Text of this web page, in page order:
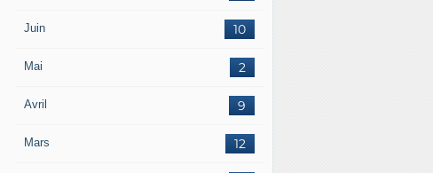
Juin 10
Mai 2
Avril 9
Mars 12